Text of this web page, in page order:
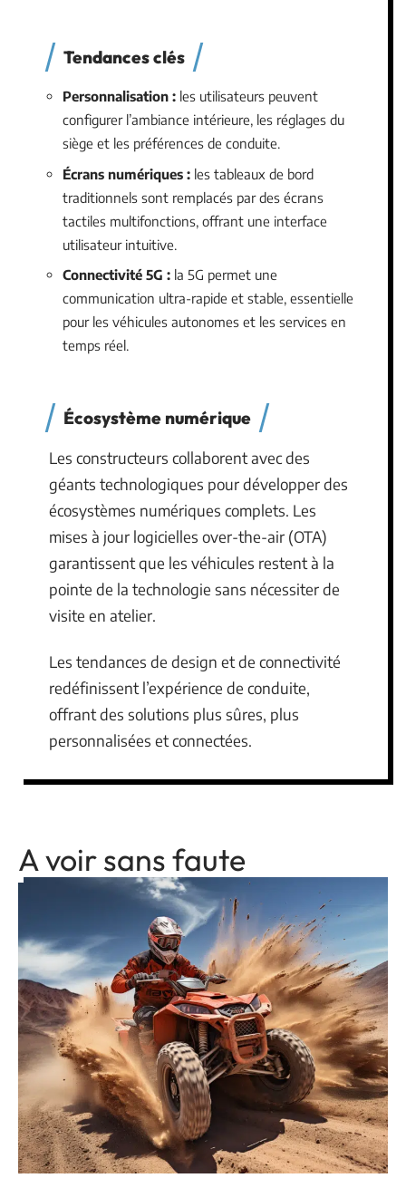
Tendances clés
Personnalisation : les utilisateurs peuvent
configurer l’ambiance intérieure, les réglages du
siège et les préférences de conduite.
Écrans numériques : les tableaux de bord
traditionnels sont remplacés par des écrans
tactiles multifonctions, offrant une interface
utilisateur intuitive.
Connectivité 5G : la 5G permet une
communication ultra-rapide et stable, essentielle
pour les véhicules autonomes et les services en
temps réel.
Écosystème numérique
Les constructeurs collaborent avec des
géants technologiques pour développer des
écosystèmes numériques complets. Les
mises à jour logicielles over-the-air (OTA)
garantissent que les véhicules restent à la
pointe de la technologie sans nécessiter de
visite en atelier.
Les tendances de design et de connectivité
redéfinissent l’expérience de conduite,
offrant des solutions plus sûres, plus
personnalisées et connectées.
A voir sans faute